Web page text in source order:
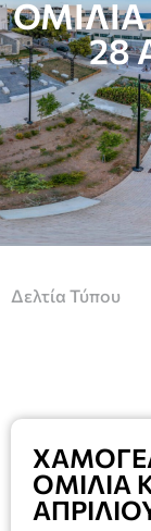
28
Δελτία Τύπου
ΟΜΙΛΙΑ